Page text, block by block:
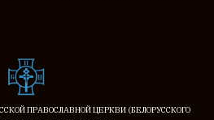
ПРАВОСЛАВНОЙ ЦЕРКВИ (БЕЛОРУССКОГО